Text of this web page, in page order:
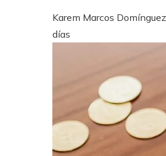
Karem Marcos Domínguez
días